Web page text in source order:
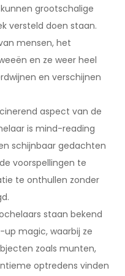
grootschalige
versteld doen staan.
mensen, het
en ze weer heel
en verschijnen
aspect van de
is mind-reading
schijnbaar gedachten
voorspellingen te
te onthullen zonder
staan bekend
magic, waarbij ze
zoals munten,
optredens vinden